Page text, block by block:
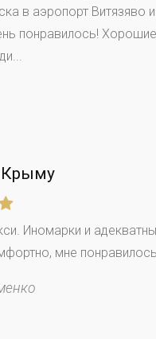
в аэропорт Витязяво
понравилось!
Крыму
Иномарки и
мне